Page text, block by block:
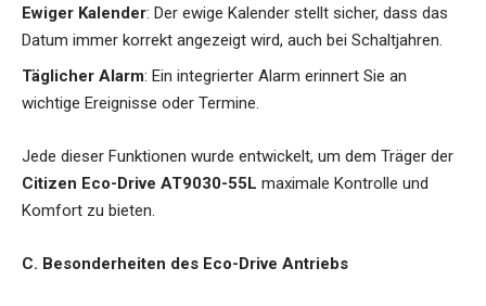
Ewiger Kalender: Der ewige Kalender stellt sicher, dass das
Datum immer korrekt angezeigt wird, auch bei Schaltjahren.
Täglicher Alarm: Ein integrierter Alarm erinnert Sie an
wichtige Ereignisse oder Termine.
Jede dieser Funktionen wurde entwickelt, um dem Träger der
Citizen Eco-Drive AT9030-55L maximale Kontrolle und
Komfort zu bieten.
C. Besonderheiten des Eco-Drive Antriebs